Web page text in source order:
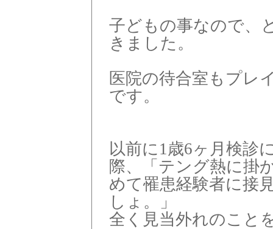
子どもの事なので、
きました。
医院の待合室もプレ
です。
以前に1歳6ヶ月検診
際、「テング熱に掛
めて罹患経験者に接
しょ。」
全く見当外れのこと